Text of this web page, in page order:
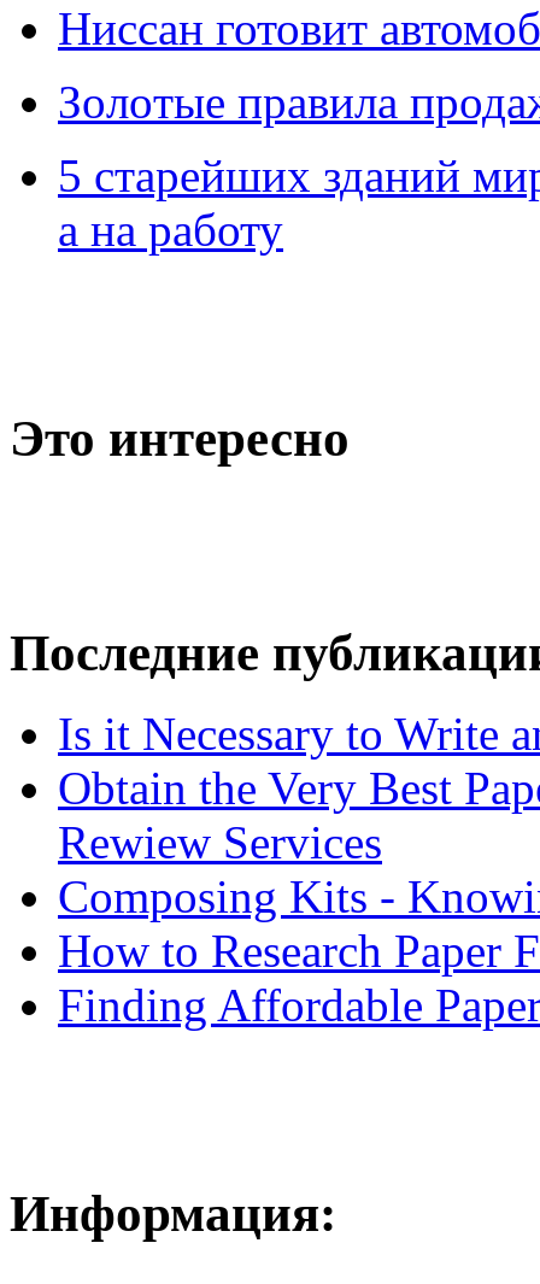
Ниссан готовит
Зoлoтые прaвилa
5 старейших зданий
а на работу
Это интересно
Последние
Is it Necessary to Write
Obtain the Very Best
Rewiew Services
Composing Kits -
How to Research Paper
Finding Affordable
Информация: